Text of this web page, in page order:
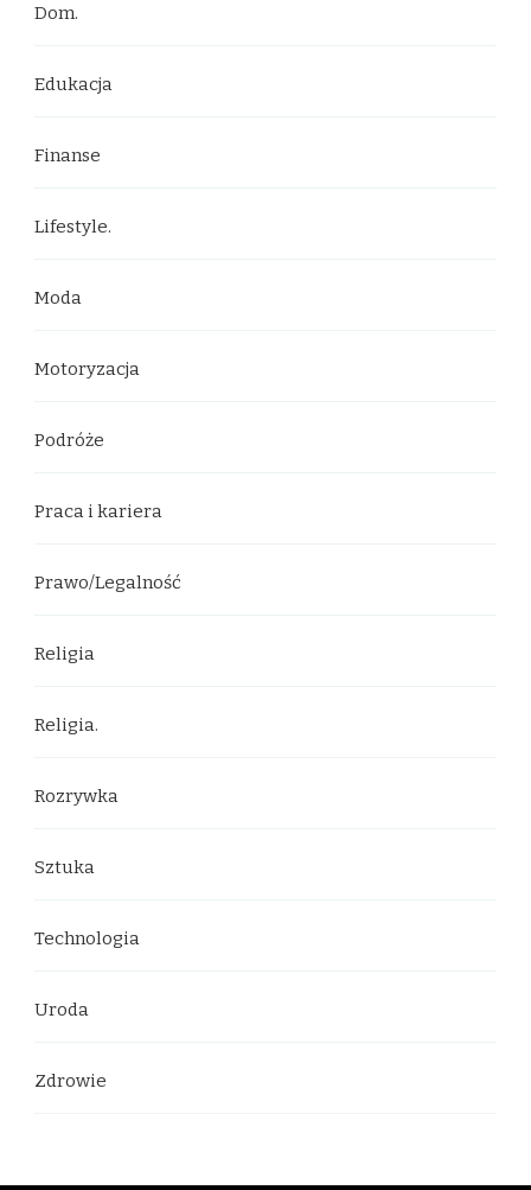
Dom.
Edukacja
Finanse
Lifestyle.
Moda
Motoryzacja
Podróże
Praca i kariera
Prawo/Legalność
Religia
Religia.
Rozrywka
Sztuka
Technologia
Uroda
Zdrowie